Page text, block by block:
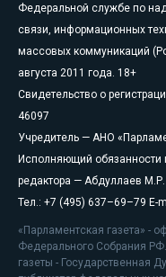
Федеральной службе по
связи, информационных
массовых коммуникаций
августа 2011 года. 18+
Свидетельство о
46097
Учредитель — АНО
Исполняющий обязанности
редактора — Абдуллаев М.Р.
Тел.: +7 (495) 637–69–79 E-
«Парламентская газета» -
Федерального Собрания
газеты - Государственная